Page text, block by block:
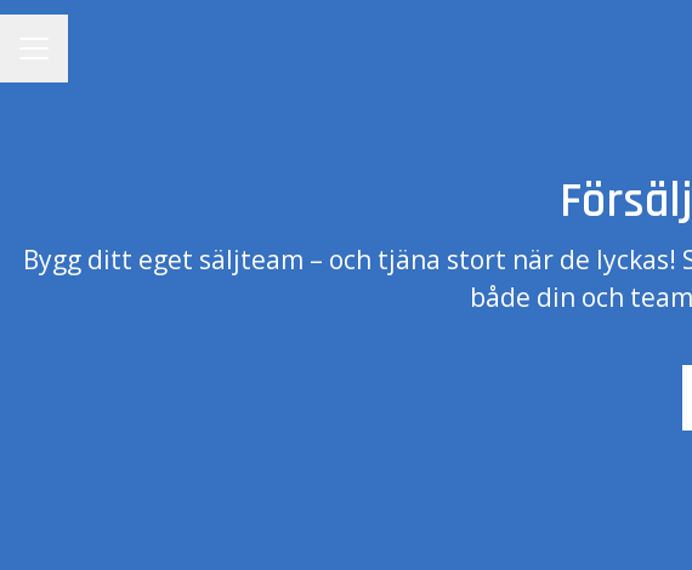
Bygg ditt eget säljteam – och tjäna stort när de
både din och